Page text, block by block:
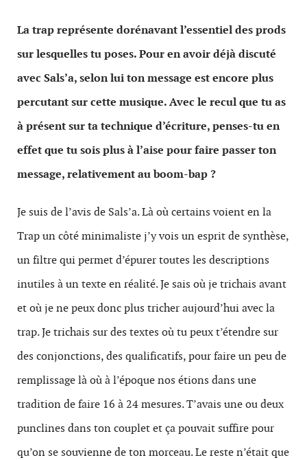
La trap représente dorénavant l’essentiel des prods
sur lesquelles tu poses. Pour en avoir déjà discuté
avec Sals’a, selon lui ton message est encore plus
percutant sur cette musique. Avec le recul que tu as
à présent sur ta technique d’écriture, penses-tu en
effet que tu sois plus à l’aise pour faire passer ton
message, relativement au boom-bap ?
Je suis de l’avis de Sals’a. Là où certains voient en la
Trap un côté minimaliste j’y vois un esprit de synthèse,
un filtre qui permet d’épurer toutes les descriptions
inutiles à un texte en réalité. Je sais où je trichais avant
et où je ne peux donc plus tricher aujourd’hui avec la
trap. Je trichais sur des textes où tu peux t’étendre sur
des conjonctions, des qualificatifs, pour faire un peu de
remplissage là où à l’époque nos étions dans une
tradition de faire 16 à 24 mesures. T’avais une ou deux
punclines dans ton couplet et ça pouvait suffire pour
qu’on se souvienne de ton morceau. Le reste n’était que